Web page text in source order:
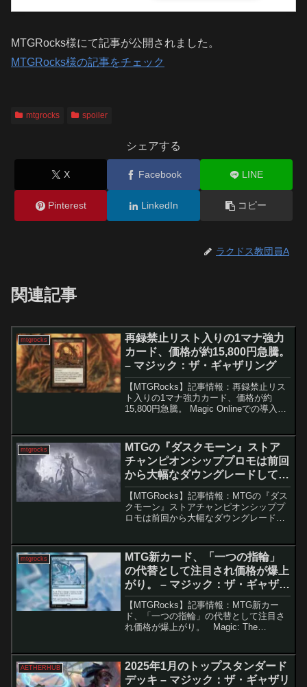
MTGRocks様にて記事が公開されました。
MTGRocks様の記事をチェック
mtgrocks spoiler
シェアする
X Facebook LINE
Pinterest LinkedIn コピー
ラクドス教団員A
関連記事
mtgrocks
再録禁止リスト入りの1マナ強力
カード、価格が約15,800円急騰。
– マジック：ザ・ギャザリング
【MTGRocks】記事情報：再録禁止リス
ト入りの1マナ強力カード、価格が約
15,800円急騰。 Magic Onlineでの導入と
ド需要が一気に高まり、供給不...
mtgrocks
MTGの『ダスクモーン』ストア
チャンピオンシッププロモは前回
から大幅なダウングレードしてい
ます。 – マジック：ザ・ギャザリ
ング
【MTGRocks】記事情報：MTGの『ダス
クモーン』ストアチャンピオンシッププ
ロモは前回から大幅なダウングレードし
を救うために大きな...
mtgrocks
MTG新カード、「一つの指輪」
の代替として注目され価格が爆上
がり。 – マジック：ザ・ギャザリ
ング
【MTGRocks】記事情報：MTG新カー
ド、「一つの指輪」の代替として注目さ
れ価格が爆上がり。 Magic: The
め、価格も大きく上昇しています...
AETHERHUB
2025年1月のトップスタンダード
デッキ – マジック：ザ・ギャザリ